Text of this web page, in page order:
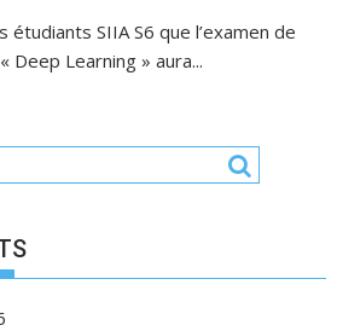
étudiants SIIA S6 que l’examen de
Deep Learning » aura...